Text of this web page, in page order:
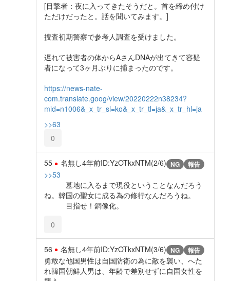
[目撃者：夜に入ってきたそうだと。首を締め付け
ただけだったと。話を聞いてみます。]
捜査初期警察で参考人調査を受けました。
遅れて被害者の体からAさんDNAが出てきて容疑
者になって3ヶ月ぶりに捕まったのです。
https://news-nate-
com.translate.goog/view/20220222n38234?
mid=n1006&_x_tr_sl=ko&_x_tr_tl=ja&_x_tr_hl=ja
>>63
0
55 名無し4年前ID:YzOTkxNTM(2/6) NG 報告
>>53
墓地に入るまで現役ということなんだろう
ね。韓国の聖女に成る為の修行なんだろうね。
目指せ！銅像化。
0
56 名無し4年前ID:YzOTkxNTM(3/6) NG 報告
勇敢な他国男性は自国防衛の為に敵を襲い、へた
れ韓国朝鮮人男は、年齢で差別せずに自国女性を